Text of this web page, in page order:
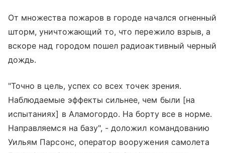
От множества пожаров в городе начался огненный
шторм, уничтожающий то, что пережило взрыв, а
вскоре над городом пошел радиоактивный черный
дождь.
"Точно в цель, успех со всех точек зрения.
Наблюдаемые эффекты сильнее, чем были [на
испытаниях] в Аламогордо. На борту все в норме.
Направляемся на базу", - доложил командованию
Уильям Парсонс, оператор вооружения самолета